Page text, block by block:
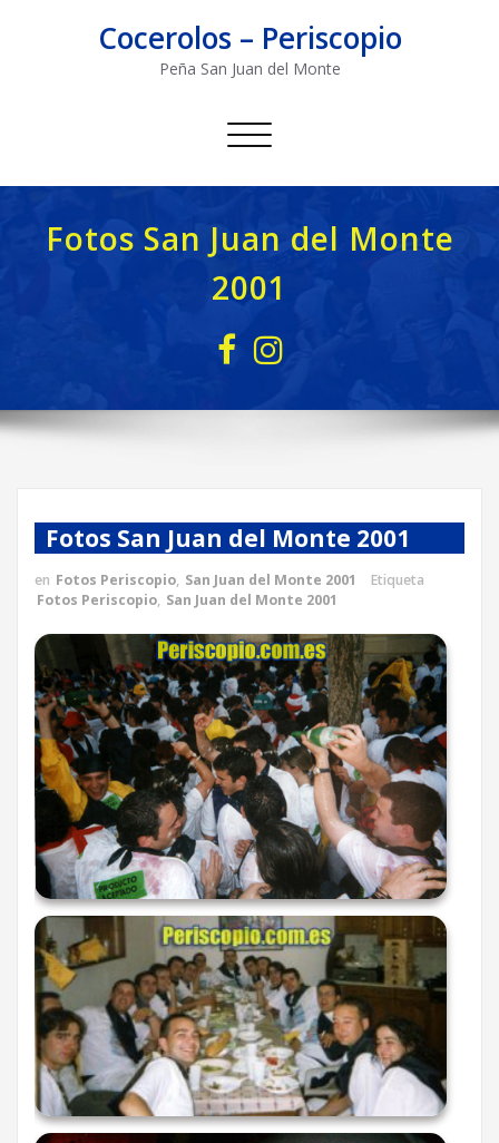
Cocerolos – Periscopio
Peña San Juan del Monte
Alternar
Fotos San Juan del Monte
2001
Fotos San Juan del Monte 2001
en Fotos Periscopio, San Juan del Monte 2001
Etiqueta
Fotos Periscopio, San Juan del Monte 2001